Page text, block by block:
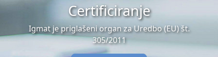
Certificiranje
Igmat je priglašeni organ za Uredbo (EU) št.
305/2011